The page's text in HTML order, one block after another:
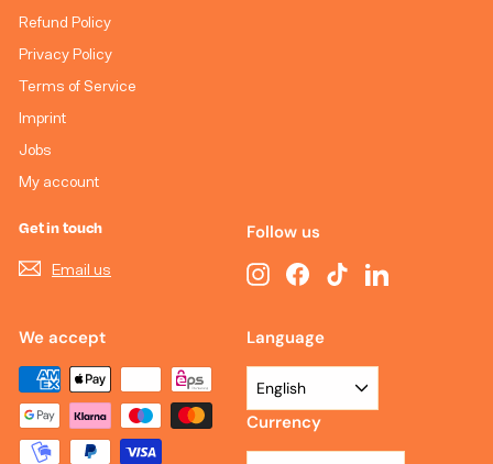
Refund Policy
Privacy Policy
Terms of Service
Imprint
Jobs
My account
Get in touch
Email us
Follow us
InstagramFacebookTikTokLinkedIn
We accept Language
English
Currency